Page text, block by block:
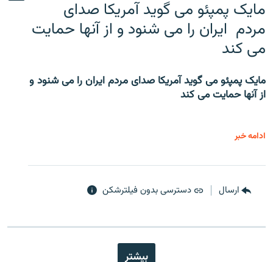
مایک پمپئو می گوید آمریکا صدای
مردم ایران را می شنود و از آنها حمایت
می کند
مایک پمپئو می گوید آمریکا صدای مردم ایران را می شنود و
از آنها حمایت می کند
ادامه خبر
ارسال دسترسی بدون فیلترشکن
بیشتر